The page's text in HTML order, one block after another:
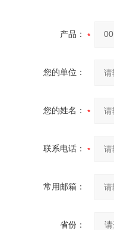
产品：
您的单位：
您的姓名：
联系电话：
常用邮箱：
省份：